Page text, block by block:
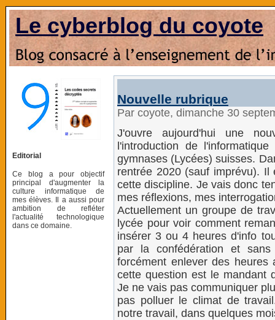
Le cyberblog du coyote
Editorial
Ce blog a pour objectif
principal d'augmenter la
culture informatique de
mes élèves. Il a aussi pour
ambition de refléter
l'actualité technologique
dans ce domaine.
Nouvelle rubrique
Par coyote, dimanche 30
J'ouvre aujourd'hui une
l'introduction de
gymnases (Lycées) suisses.
rentrée 2020 (sauf imprévu).
cette discipline. Je vais donc
mes réflexions, mes
Actuellement un groupe de
lycée pour voir comment
insérer 3 ou 4 heures d'info
par la confédération et
forcément enlever des
cette question est le mandant
Je ne vais pas communiquer
pas polluer le climat de
notre travail, dans quelques